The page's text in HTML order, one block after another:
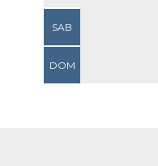
SAB
DOM